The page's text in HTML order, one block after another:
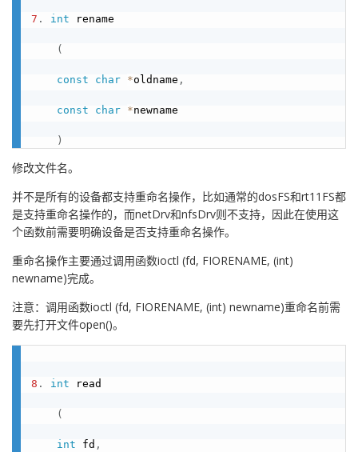
7 . int rename
(
const char *oldname ,
const char *newname
)
修改文件名。
并不是所有的设备都支持重命名操作，比如通常的dosFS和rt11FS都
是支持重命名操作的，而netDrv和nfsDrv则不支持，因此在使用这
个函数前需要明确设备是否支持重命名操作。
重命名操作主要通过调用函数ioctl (fd, FIORENAME, (int)
newname)完成。
注意：调用函数ioctl (fd, FIORENAME, (int) newname)重命名前需
要先打开文件open()。
8 . int read
(
int fd ,